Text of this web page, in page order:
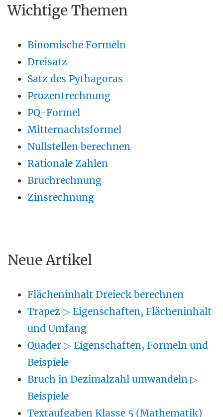
Wichtige Themen
Binomische Formeln
Dreisatz
Satz des Pythagoras
Prozentrechnung
PQ-Formel
Mitternachtsformel
Nullstellen berechnen
Rationale Zahlen
Bruchrechnung
Zinsrechnung
Neue Artikel
Flächeninhalt Dreieck berechnen
Trapez ▷ Eigenschaften, Flächeninhalt
und Umfang
Quader ▷ Eigenschaften, Formeln und
Beispiele
Bruch in Dezimalzahl umwandeln ▷
Beispiele
Textaufgaben Klasse 5 (Mathematik)